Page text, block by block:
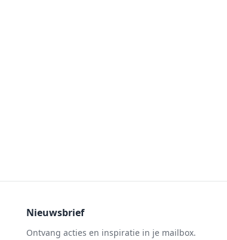
Nieuwsbrief
Ontvang acties en inspiratie in je mailbox.